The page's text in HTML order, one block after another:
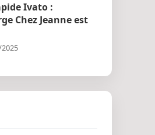
Ivato :
Chez Jeanne est
aux alentours de
Ivato Anta...